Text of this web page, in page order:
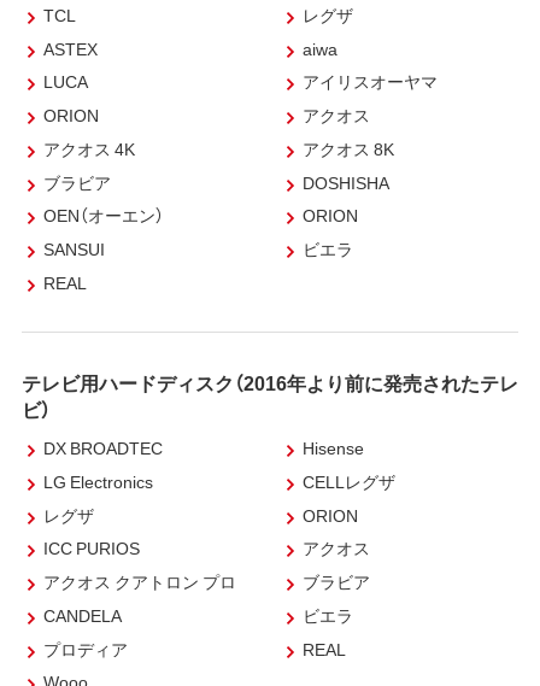
TCL
レグザ
ASTEX
aiwa
LUCA
アイリスオーヤマ
ORION
アクオス
アクオス 4K
アクオス 8K
ブラビア
DOSHISHA
OEN（オーエン）
ORION
SANSUI
ビエラ
REAL
テレビ用ハードディスク（2016年より前に発売されたテレ
ビ）
DX BROADTEC
Hisense
LG Electronics
CELLレグザ
レグザ
ORION
ICC PURIOS
アクオス
アクオス クアトロン プロ
ブラビア
CANDELA
ビエラ
プロディア
REAL